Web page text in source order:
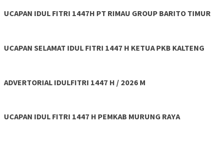
UCAPAN IDUL FITRI 1447H PT RIMAU GROUP BARITO TIMUR
UCAPAN SELAMAT IDUL FITRI 1447 H KETUA PKB KALTENG
ADVERTORIAL IDULFITRI 1447 H / 2026 M
UCAPAN IDUL FITRI 1447 H PEMKAB MURUNG RAYA